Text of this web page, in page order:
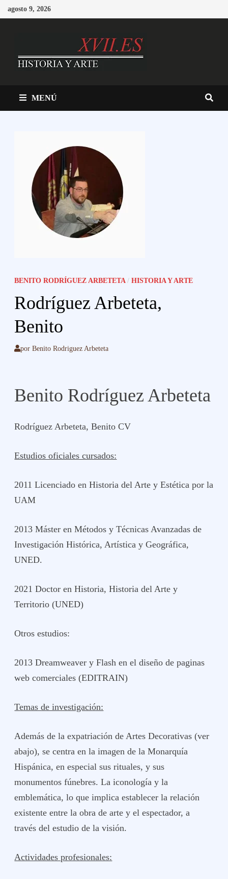
Saltar
al
agosto 9, 2026
MENÚ
BENITO RODRÍGUEZ ARBETETA/HISTORIA Y ARTE
Rodríguez Arbeteta,
Benito
porBenito Rodriguez Arbeteta
Benito Rodríguez Arbeteta
Rodríguez Arbeteta, Benito CV
Estudios oficiales cursados:
2011 Licenciado en Historia del Arte y Estética por la
UAM
2013 Máster en Métodos y Técnicas Avanzadas de
Investigación Histórica, Artística y Geográfica,
UNED.
2021 Doctor en Historia, Historia del Arte y
Territorio (UNED)
Otros estudios:
2013 Dreamweaver y Flash en el diseño de paginas
web comerciales (EDITRAIN)
Temas de investigación:
Además de la expatriación de Artes Decorativas (ver
abajo), se centra en la imagen de la Monarquía
Hispánica, en especial sus rituales, y sus
monumentos fúnebres. La iconología y la
emblemática, lo que implica establecer la relación
existente entre la obra de arte y el espectador, a
través del estudio de la visión.
Actividades profesionales: